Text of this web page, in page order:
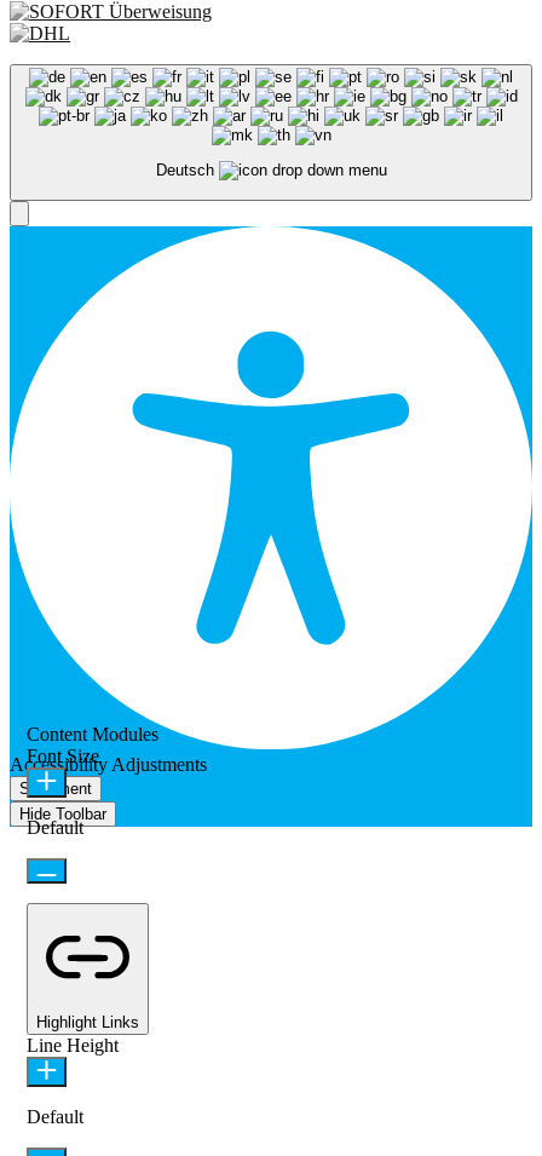
Deutsch
Accessibility Adjustments
Statement
Hide Toolbar
Content Modules
Font Size
Default
Highlight Links
Line Height
Default